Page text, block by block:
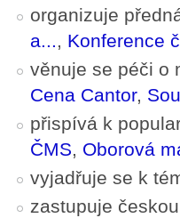
organizuje
a..., Konference
věnuje se péči o
Cena Cantor,
přispívá k
ČMS, Oborová
vyjadřuje se k
zastupuje